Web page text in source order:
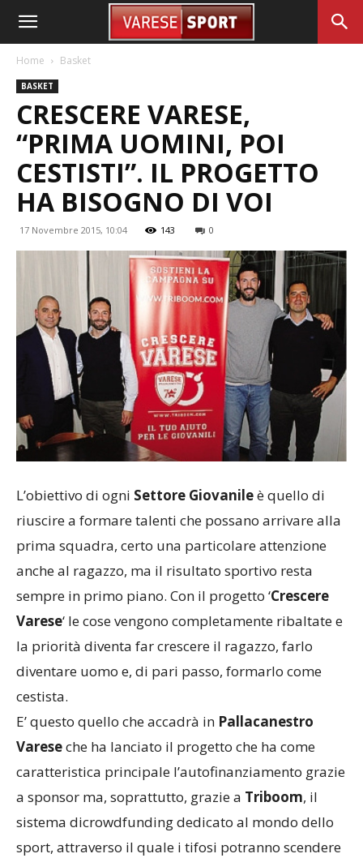
Home Basket
BASKET
CRESCERE VARESE,
“PRIMA UOMINI, POI
CESTISTI”. IL PROGETTO
HA BISOGNO DI VOI
17 Novembre 2015, 10:04 143 0
L’obiettivo di ogni Settore Giovanileè quello di
riuscire a formare talenti che possano arrivare alla
prima squadra, certo una particolare attenzione
anche al ragazzo, ma il risultato sportivo resta
sempre in primo piano. Con il progetto ‘Crescere
Varese‘ le cose vengono completamente ribaltate e
la priorità diventa far crescere il ragazzo, farlo
diventare uomo e, di pari passo, formarlo come
cestista.
E’ questo quello che accadrà in Pallacanestro
Vareseche ha lanciato il progetto che ha come
caratteristica principale l’autofinanziamento grazie
a sponsor ma, soprattutto, grazie a Triboom, il
sistema dicrowdfunding dedicato al mondo dello
sport, attraverso il quale i tifosi potranno scendere